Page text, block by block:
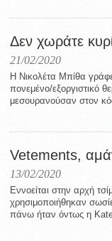
Δεν χωράτε
21/02/2020
H Νικολέτα Μπίθα
πονεμένο/εξοργιστικό
μεσουρανούσαν στον
Vetements,
13/02/2020
Εννοείται στην αρχή
χρησιμοποιήθηκαν
πάνω ήταν όντως η